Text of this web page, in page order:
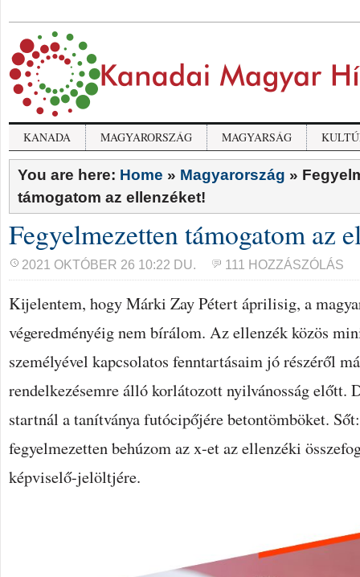
KANADA MAGYARORSZÁG MAGYARSÁG
You are here: Home » Magyarország »
támogatom az ellenzéket!
Fegyelmezetten támogatom az
2021 OKTÓBER 26 10:22 DU. 111 HOZZÁSZÓLÁS
Kijelentem, hogy Márki Zay Pétert áprilisig, a
végeredményéig nem bírálom. Az ellenzék közös
személyével kapcsolatos fenntartásaim jó részéről
rendelkezésemre álló korlátozott nyilvánosság előtt.
startnál a tanítványa futócipőjére betontömböket.
fegyelmezetten behúzom az x-et az ellenzéki
képviselő-jelöltjére.